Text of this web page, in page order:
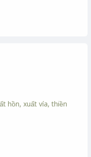
hồn, xuất vía, thiền